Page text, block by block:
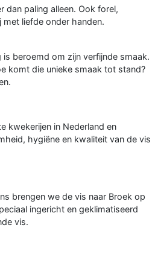
dan paling alleen. Ook forel,
met liefde onder handen.
beroemd om zijn verfijnde smaak.
komt die unieke smaak tot stand?
kwekerijen in Nederland en
hygiëne en kwaliteit van de vis
brengen we de vis naar Broek op
ingericht en geklimatiseerd
vis.